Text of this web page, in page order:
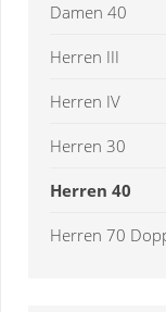
Damen 40
Herren III
Herren IV
Herren 30
Herren 40
Herren 70